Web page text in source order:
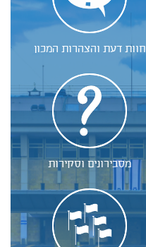
חוות דעת והצהרות המכון
מסבירונים וסקירות